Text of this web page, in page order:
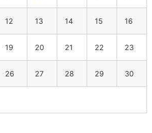
12 13 14 15 16
19 20 21 22 23
26 27 28 29 30